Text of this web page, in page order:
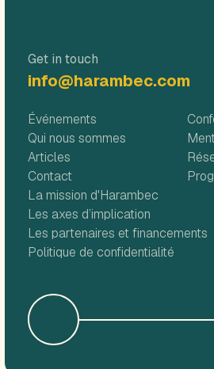
Get in touch
info@harambec.com
Événements
Qui nous sommes
Articles
Contact
La mission d'Harambec
Les axes d’implication
Les partenaires et financements
Politique de confidentialité